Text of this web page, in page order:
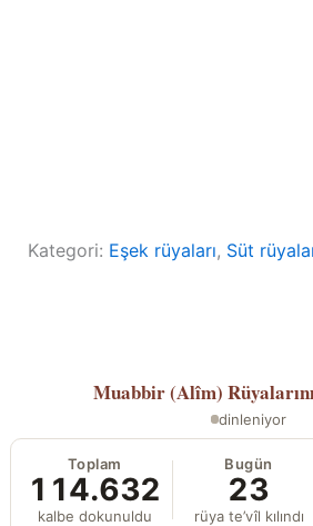
Kategori: Eşek rüyaları, Süt
Muabbir (Alîm)
dinleniyor
Toplam
114.632
kalbe dokunuldu
Bugün
23
rüya te’vîl kılındı